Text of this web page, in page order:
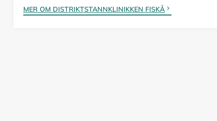
MER OM DISTRIKTSTANNKLINIKKEN FISKÅ